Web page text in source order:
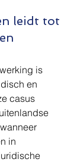
leidt tot
is
en
casus
in